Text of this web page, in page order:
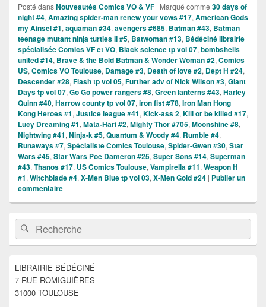
Posté dansNouveautés Comics VO & VF | Marqué comme 30 days of
night #4, Amazing spider-man renew your vows #17, American Gods
my Ainsel #1, aquaman #34, avengers #685, Batman #43, Batman
teenage mutant ninja turtles II #5, Batwoman #13, Bédéciné librairie
spécialisée Comics VF et VO, Black science tp vol 07, bombshells
united #14, Brave & the Bold Batman & Wonder Woman #2, Comics
US, Comics VO Toulouse, Damage #3, Death of love #2, Dept H #24,
Descender #28, Flash tp vol 05, Further adv of Nick Wilson #3, Giant
Days tp vol 07, Go Go power rangers #8, Green lanterns #43, Harley
Quinn #40, Harrow county tp vol 07, iron fist #78, Iron Man Hong
Kong Heroes #1, Justice league #41, Kick-ass 2, Kill or be killed #17,
Lucy Dreaming #1, Mata-Hari #2, Mighty Thor #705, Moonshine #8,
Nightwing #41, Ninja-k #5, Quantum & Woody #4, Rumble #4,
Runaways #7, Spécialiste Comics Toulouse, Spider-Gwen #30, Star
Wars #45, Star Wars Poe Dameron #25, Super Sons #14, Superman
#43, Thanos #17, US Comics Toulouse, Vampirella #11, Weapon H
#1, Witchblade #4, X-Men Blue tp vol 03, X-Men Gold #24 | Publier un
commentaire
Zone
principale
de
widget
barre
latérale
Recherche :Rechercher
LIBRAIRIE BÉDÉCINÉ
7 RUE ROMIGUIÈRES
31000 TOULOUSE